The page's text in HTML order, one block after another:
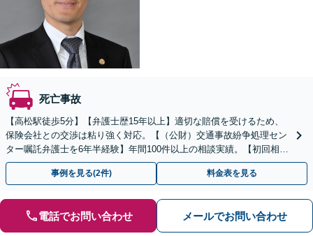
死亡事故
【高松駅徒歩5分】【弁護士歴15年以上】適切な賠償を受けるため、
保険会社との交渉は粘り強く対応。【（公財）交通事故紛争処理セン
ター嘱託弁護士を6年半経験】年間100件以上の相談実績。【初回相談
無料】【夜間／休日にも対応】【駐車場あり】
事例を見る(2件) 料金表を見る
電話でお問い合わせ メールでお問い合わせ